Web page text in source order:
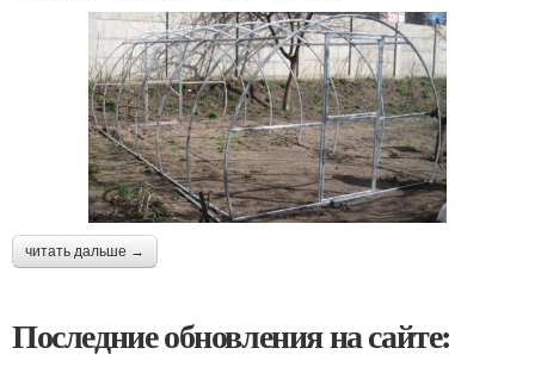
читать дальше →
Последние обновления на сайте: